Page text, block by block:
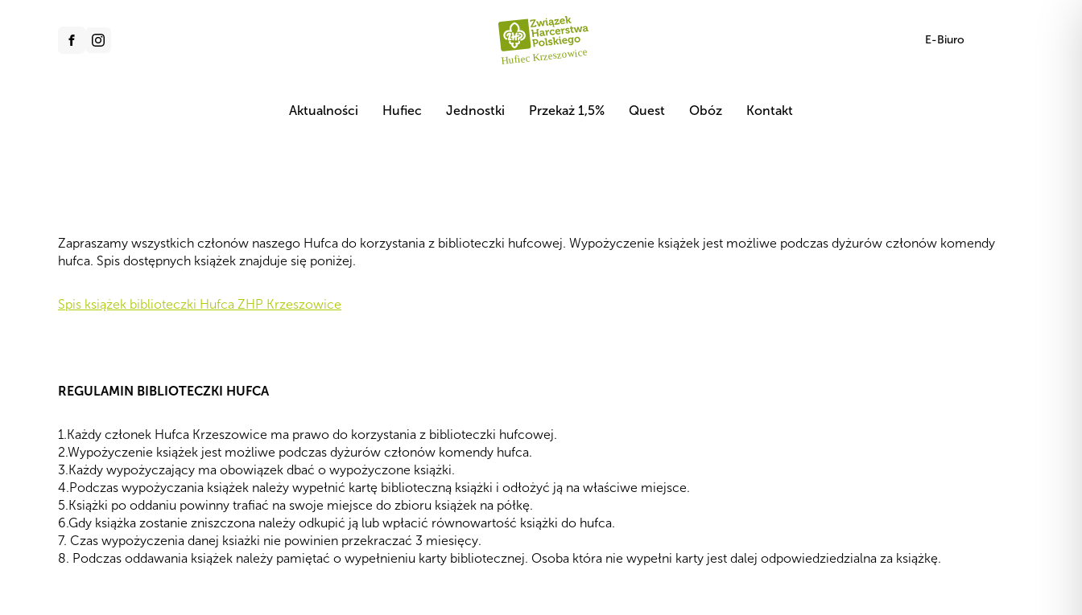
E-Biuro
Aktualności Hufiec Jednostki Przekaż 1,5% Quest Obóz Kontakt
Zapraszamy wszystkich członów naszego Hufca do korzystania z biblioteczki hufcowej. Wypożyczenie książek jest możliwe podczas dyżurów członów komendy
hufca. Spis dostępnych książek znajduje się poniżej.
Spis książek biblioteczki Hufca ZHP Krzeszowice
REGULAMIN BIBLIOTECZKI HUFCA
1.Każdy członek Hufca Krzeszowice ma prawo do korzystania z biblioteczki hufcowej.
2.Wypożyczenie książek jest możliwe podczas dyżurów członów komendy hufca.
3.Każdy wypożyczający ma obowiązek dbać o wypożyczone książki.
4.Podczas wypożyczania książek należy wypełnić kartę biblioteczną książki i odłożyć ją na właściwe miejsce.
5.Książki po oddaniu powinny trafiać na swoje miejsce do zbioru książek na półkę.
6.Gdy książka zostanie zniszczona należy odkupić ją lub wpłacić równowartość książki do hufca.
7. Czas wypożyczenia danej ksiażki nie powinien przekraczać 3 miesięcy.
8. Podczas oddawania książek należy pamiętać o wypełnieniu karty bibliotecznej. Osoba która nie wypełni karty jest dalej odpowiedziedzialna za książkę.